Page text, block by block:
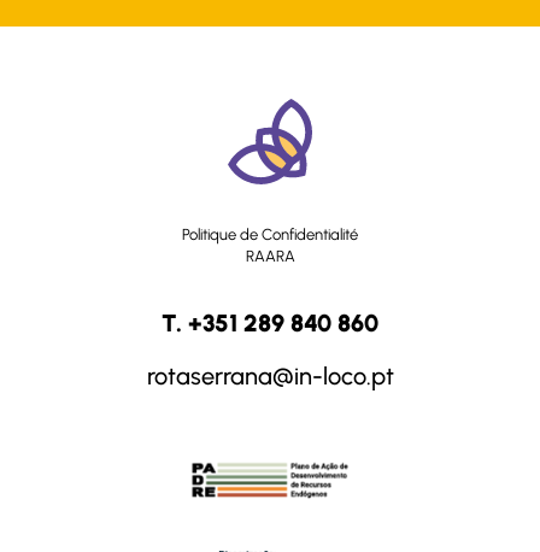
Politique de Confidentialité
RAARA
T. +351 289 840 860
rotaserrana@in-loco.pt